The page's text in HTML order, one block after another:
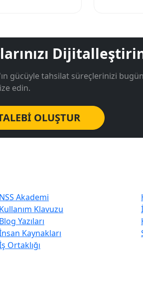
gücüyle tahsilat süreçlerinizi bugün
edin.
OLUŞTUR
NSS Akademi
Kullanım Klavuzu
Blog Yazıları
Kaynakları
Ortaklığı